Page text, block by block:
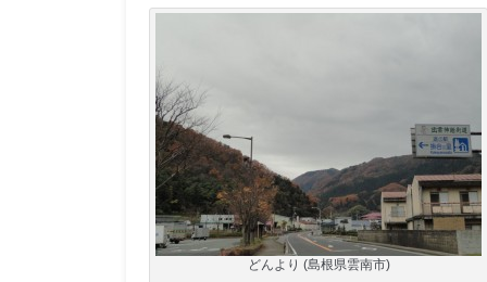
どんより (島根県雲南市)